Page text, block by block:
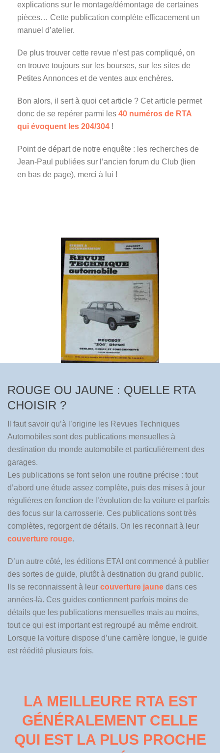
explications sur le montage/démontage de certaines
pièces… Cette publication complète efficacement un
manuel d’atelier.
De plus trouver cette revue n’est pas compliqué, on
en trouve toujours sur les bourses, sur les sites de
Petites Annonces et de ventes aux enchères.
Bon alors, il sert à quoi cet article ? Cet article permet
donc de se repérer parmi les 40 numéros de RTA
qui évoquent les 204/304 !
Point de départ de notre enquête : les recherches de
Jean-Paul publiées sur l’ancien forum du Club (lien
en bas de page), merci à lui !
ROUGE OU JAUNE : QUELLE RTA
CHOISIR ?
Il faut savoir qu’à l’origine les Revues Techniques
Automobiles sont des publications mensuelles à
destination du monde automobile et particulièrement des
garages.
Les publications se font selon une routine précise : tout
d’abord une étude assez complète, puis des mises à jour
régulières en fonction de l’évolution de la voiture et parfois
des focus sur la carrosserie. Ces publications sont très
complètes, regorgent de détails. On les reconnait à leur
couverture rouge.
D’un autre côté, les éditions ETAI ont commencé à publier
des sortes de guide, plutôt à destination du grand public.
Ils se reconnaissent à leur couverture jaune dans ces
années-là. Ces guides contiennent parfois moins de
détails que les publications mensuelles mais au moins,
tout ce qui est important est regroupé au même endroit.
Lorsque la voiture dispose d’une carrière longue, le guide
est réédité plusieurs fois.
LA MEILLEURE RTA EST
GÉNÉRALEMENT CELLE
QUI EST LA PLUS PROCHE